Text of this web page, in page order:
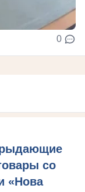
0
рыдающие
со
«Нова